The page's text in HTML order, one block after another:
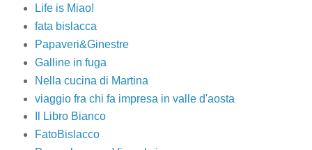
Life is Miao!
fata bislacca
Papaveri&Ginestre
Galline in fuga
Nella cucina di Martina
viaggio fra chi fa impresa in valle d'aosta
Il Libro Bianco
FatoBislacco